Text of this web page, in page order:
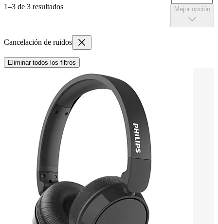
1–3 de 3 resultados Mejor opción
Cancelación de ruidos
Eliminar todos los filtros